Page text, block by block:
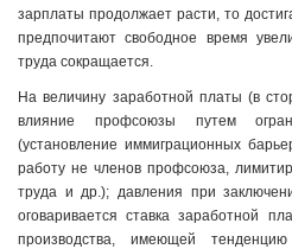
зарплаты продолжает расти, то
предпочитают свободное время
труда сокращается.
На величину заработной платы (в
влияние профсоюзы путем
(установление иммиграционных
работу не членов профсоюза,
труда и др.); давления при
оговаривается ставка заработной
производства, имеющей